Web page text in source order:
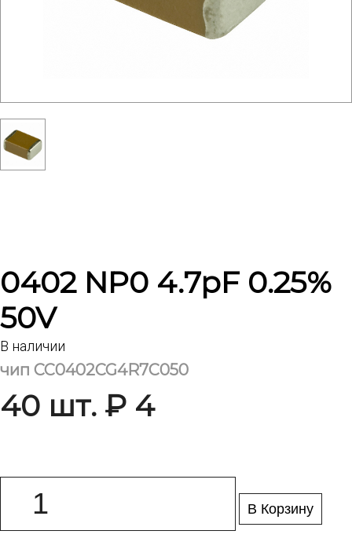
0402 NP0 4.7pF 0.25%
50V
В наличии
чип CC0402CG4R7C050
40 шт. ₽ 4
В Корзину